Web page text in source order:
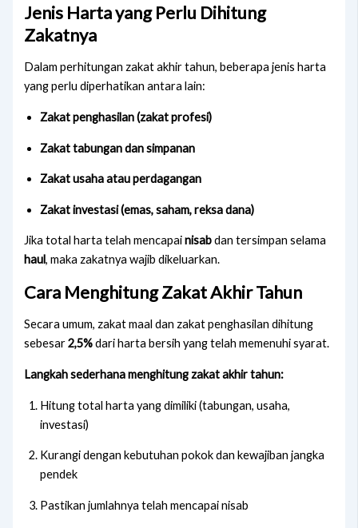
Jenis Harta yang Perlu Dihitung
Zakatnya
Dalam perhitungan zakat akhir tahun, beberapa jenis harta
yang perlu diperhatikan antara lain:
Zakat penghasilan (zakat profesi)
Zakat tabungan dan simpanan
Zakat usaha atau perdagangan
Zakat investasi (emas, saham, reksa dana)
Jika total harta telah mencapainisabdan tersimpan selama
haul, maka zakatnya wajib dikeluarkan.
Cara Menghitung Zakat Akhir Tahun
Secara umum, zakat maal dan zakat penghasilan dihitung
sebesar2,5%dari harta bersih yang telah memenuhi syarat.
Langkah sederhana menghitung zakat akhir tahun:
Hitung total harta yang dimiliki (tabungan, usaha,
investasi)
Kurangi dengan kebutuhan pokok dan kewajiban jangka
pendek
Pastikan jumlahnya telah mencapai nisab